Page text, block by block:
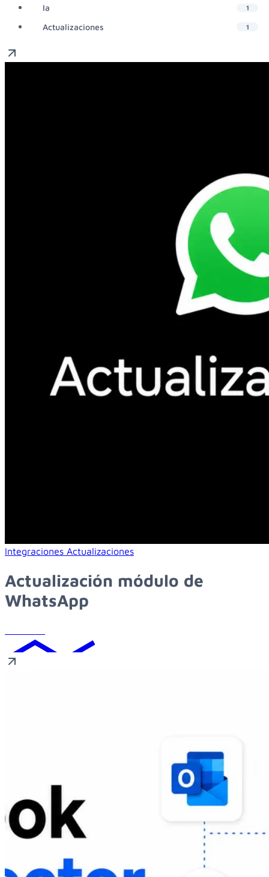
Ia 1
Actualizaciones 1
Learn more about actualización módulo de whatsapp
Integraciones Actualizaciones
Actualización módulo de
WhatsApp